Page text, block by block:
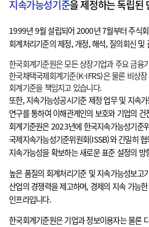
지속가능성기준을 제정하는 독립된
1999년 9월 설립되어 2000년 7월부터 주식
회계처리기준의 제정, 개정, 해석, 질의회신 및
한국회계기준원은 모든 상장기업과 주요 금융
한국채택국제회계기준(K-IFRS)은 물론 비상
회계기준을 책임지고 있습니다.
또한, 지속가능성공시기준 제정 업무 및 지속
연구를 통하여 이해관계인의 보호와 기업의 건
회계기준원은 2023년에 한국지속가능성기준
국제지속가능성기준위원회(ISSB)와 긴밀히
지속가능성을 확보하는 새로운 표준 설정의
높은 품질의 회계처리기준 및 지속가능성보고
산업의 경쟁력을 제고하며, 경제의 지속 가능
인프라입니다.
한국회계기준원은 기업과 정보이용자는 물론